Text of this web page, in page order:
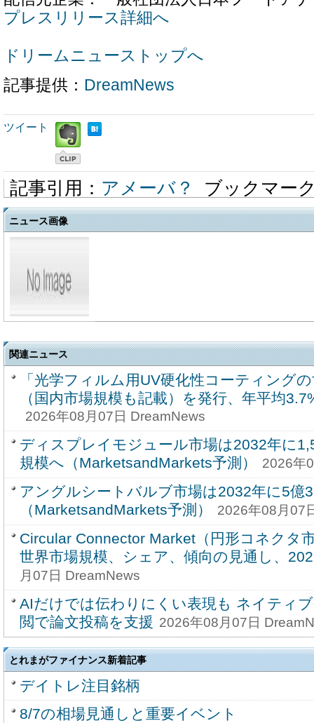
プレスリリース詳細へ
ドリームニューストップへ
記事提供： DreamNews
ツイート
記事引用： アメーバ？ ブックマー
ニュース画像
関連ニュース
「光学フィルム用UV硬化性コーティング
（国内市場規模も記載）を発行、年平均
2026年08月07日 DreamNews
ディスプレイモジュール市場は2032年に
規模へ（MarketsandMarkets予測）
2026年
アングルシートバルブ市場は2032年に5億
（MarketsandMarkets予測）
2026年08月07
Circular Connector Market（円形コネクタ
世界市場規模、シェア、傾向の見通し、
月07日 DreamNews
AIだけでは伝わりにくい表現も ネイティ
閲で論文投稿を支援 2026年08月07日
とれまがファイナンス新着記事
デイトレ注目銘柄
8/7の相場見通しと重要イベント